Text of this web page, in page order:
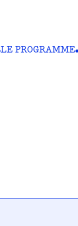
LE PROGRAMME